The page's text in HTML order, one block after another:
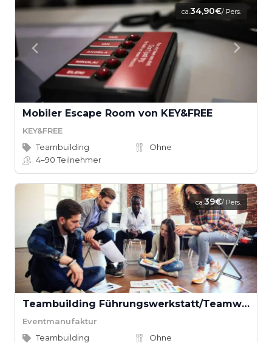
ca.34,90€/ Pers.
Mobiler Escape Room von KEY&FREE
KEY&FREE
Teambuilding
Ohne
4–90Teilnehmer
ca.39€/ Pers.
Teambuilding Führungswerkstatt/Teamwerkstatt
Eventmanufaktur
Teambuilding
Ohne